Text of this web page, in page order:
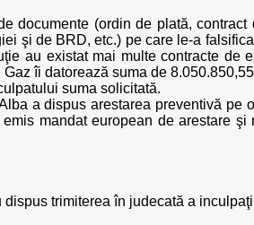
documente (ordin de plată, contract
şi de BRD, etc.) pe care le-a
au existat mai multe contracte de
îi datorează suma de
suma solicitată.
a dispus arestarea preventivă pe
mandat european de arestare şi
trimiterea în judecată a